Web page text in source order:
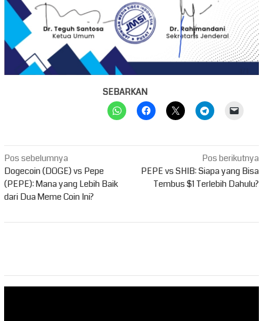
SEBARKAN
Navigasi
pos
Pos sebelumnya
Dogecoin (DOGE) vs Pepe
(PEPE): Mana yang Lebih Baik
dari Dua Meme Coin Ini?
Pos berikutnya
PEPE vs SHIB: Siapa yang Bisa
Tembus $1 Terlebih Dahulu?